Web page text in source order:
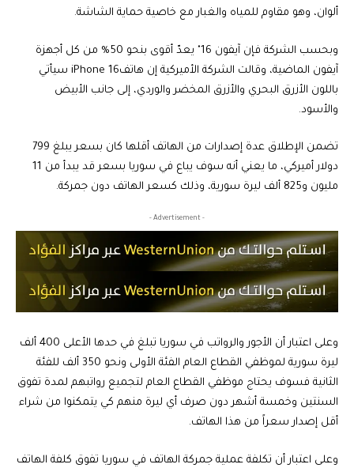
ألوان، وهو مقاوم للمياه والغبار مع خاصية حماية الشاشة.
وبحسب الشركة فإن آيفون 16" يعدّ أقوى بنحو 50% من كل أجهزة
آيفون الماضية، وقالت الشركة الأميركية إن هاتفiPhone 16 سيأتي
باللون الأزرق البحري والأزرق المخضر والوردي، إلى جانب الأبيض
والأسود.
تضمن الإطلاق عدة إصدارات من الهاتف أقلها كان بسعر يبلغ 799
دولار أميركي، ما يعني أنه سوف يباع في سوريا بسعر قد يبدأ من 11
مليون و825 ألف ليرة سورية، وذلك كسعر الهاتف دون جمركة.
- Advertisement -
وعلى اعتبار أن الأجور والرواتب في سوريا تبلغ في حدها الأعلى 400 ألف
ليرة سورية لموظفي القطاع العام الفئة الأولى ونحو 350 ألف للفئة
الثانية فسوف يحتاج موظفي القطاع العام لتجميع رواتبهم لمدة تفوق
السنتين وخمسة أشهر دون صرف أي ليرة منهم كي يتمكنوا من شراء
أقل إصدار سعراً من هذا الهاتف.
وعلى اعتبار أن تكلفة عملية جمركة الهاتف في سوريا تفوق كلفة الهاتف